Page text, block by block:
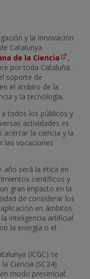
y la Innovación
Catalunya
de la Ciencia
,
por toda Cataluña.
soporte de
el ámbito de la
y la tecnología.
a todos los públicos y
actividades es
la ciencia y la
las vocaciones
año será la ética en
científicos y
gran impacto en la
de considerar los
en ámbitos
inteligencia artificial
la energía o el
(ICGC) se
Ciencia (SC24)
modo presencial: